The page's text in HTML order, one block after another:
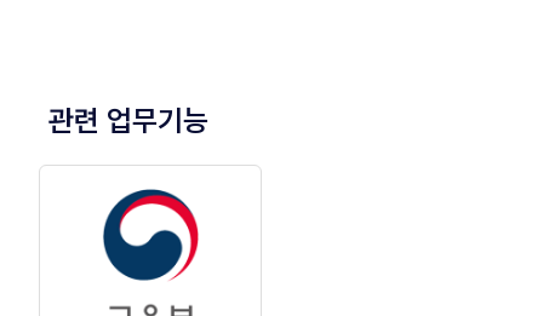
관련 업무기능